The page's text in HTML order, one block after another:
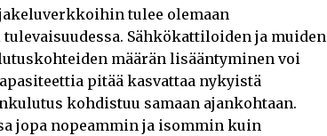
tulee olemaan
Sähkökattiloiden ja muiden
määrän lisääntyminen voi
pitää kasvattaa nykyistä
kohdistuu samaan ajankohtaan.
jopa nopeammin ja isommin kuin